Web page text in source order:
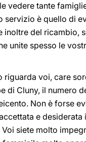
vedere tante
servizio è quello di
inoltre del ricambio,
unite spesso le
riguarda voi, care
di Cluny, il numero
Non è forse
e
siete molto